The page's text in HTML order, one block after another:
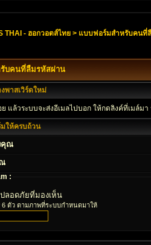
THAI - ฮอกวอตส์ไทย > แบบฟอร์มสำหรับคนที่
บคนที่ลืมรหัสผ่าน
พาสเวิร์ดใหม่
ย แล้วระบบจะส่งอีเมลไปบอก ให้กดลิงค์ที่เม
ให้ครบถ้วน
คุณ
:
ลอดภัยที่มองเห็น
ตัว ตามภาพที่ระบบกำหนดมาให้